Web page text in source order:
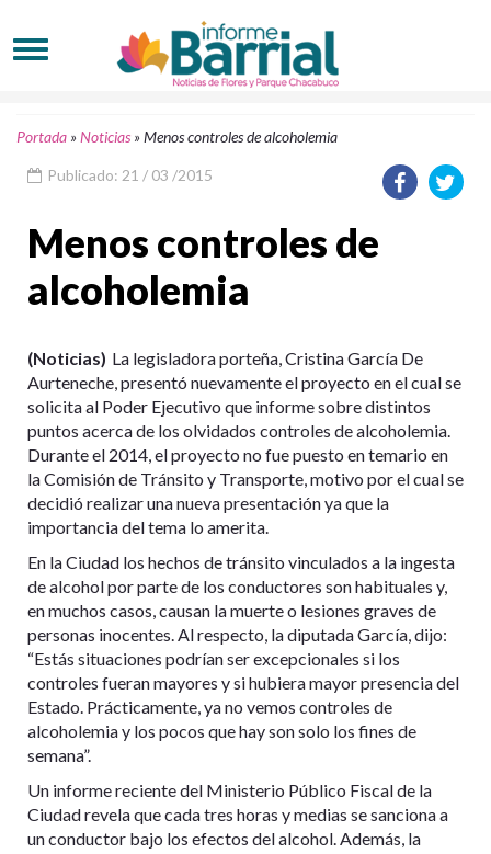
Portada »Noticias »Menos controles de alcoholemia
Publicado: 21 / 03 /2015
Menos controles de
alcoholemia
(Noticias) La legisladora porteña, Cristina García De
Aurteneche, presentó nuevamente el proyecto en el cual se
solicita al Poder Ejecutivo que informe sobre distintos
puntos acerca de los olvidados controles de alcoholemia.
Durante el 2014, el proyecto no fue puesto en temario en
la Comisión de Tránsito y Transporte, motivo por el cual se
decidió realizar una nueva presentación ya que la
importancia del tema lo amerita.
En la Ciudad los hechos de tránsito vinculados a la ingesta
de alcohol por parte de los conductores son habituales y,
en muchos casos, causan la muerte o lesiones graves de
personas inocentes. Al respecto, la diputada García, dijo:
“Estás situaciones podrían ser excepcionales si los
controles fueran mayores y si hubiera mayor presencia del
Estado. Prácticamente, ya no vemos controles de
alcoholemia y los pocos que hay son solo los fines de
semana”.
Un informe reciente del Ministerio Público Fiscal de la
Ciudad revela que cada tres horas y medias se sanciona a
un conductor bajo los efectos del alcohol. Además, la